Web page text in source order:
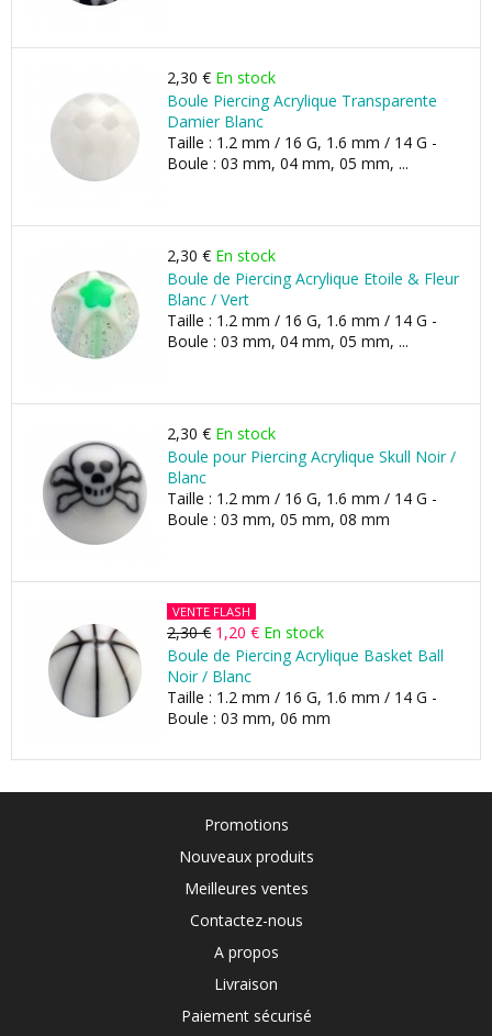
2,30 € En stock
Boule Piercing Acrylique Transparente
Damier Blanc
Taille : 1.2 mm / 16 G, 1.6 mm / 14 G -
Boule : 03 mm, 04 mm, 05 mm, ...
2,30 € En stock
Boule de Piercing Acrylique Etoile & Fleur
Blanc / Vert
Taille : 1.2 mm / 16 G, 1.6 mm / 14 G -
Boule : 03 mm, 04 mm, 05 mm, ...
2,30 € En stock
Boule pour Piercing Acrylique Skull Noir /
Blanc
Taille : 1.2 mm / 16 G, 1.6 mm / 14 G -
Boule : 03 mm, 05 mm, 08 mm
VENTE FLASH
2,30 € 1,20 € En stock
Boule de Piercing Acrylique Basket Ball
Noir / Blanc
Taille : 1.2 mm / 16 G, 1.6 mm / 14 G -
Boule : 03 mm, 06 mm
Promotions
Nouveaux produits
Meilleures ventes
Contactez-nous
A propos
Livraison
Paiement sécurisé